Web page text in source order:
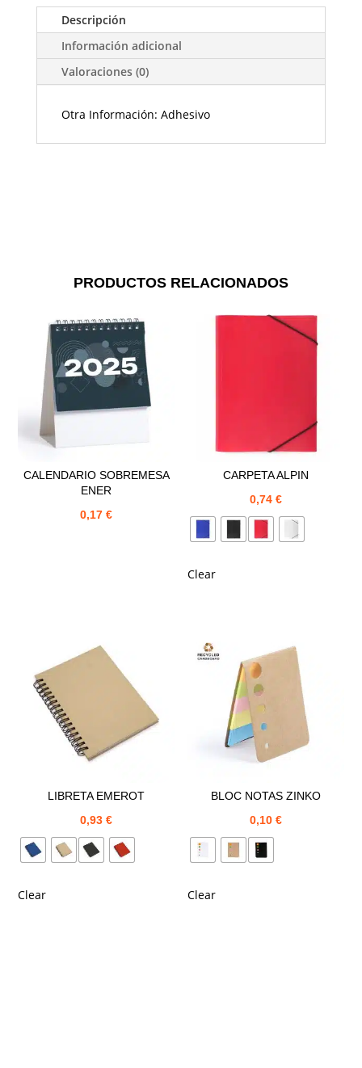
Descripción
Información adicional
Valoraciones (0)
Otra Información: Adhesivo
PRODUCTOS RELACIONADOS
CALENDARIO SOBREMESA
ENER
0,17€
CARPETA ALPIN
0,74 €
Clear
LIBRETA EMEROT
0,93€
Clear
BLOC NOTAS ZINKO
0,10 €
Clear